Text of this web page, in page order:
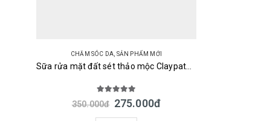
CHĂM SÓC DA, SẢN PHẨM MỚI
Sữa rửa mặt đất sét thảo mộc Claypathy Herb Clay Foam 150g Nhật Bản
out of 5
350.000đ 275.000đ